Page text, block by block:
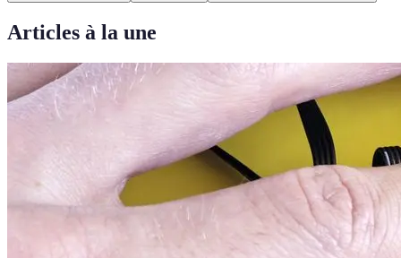
Articles à la une